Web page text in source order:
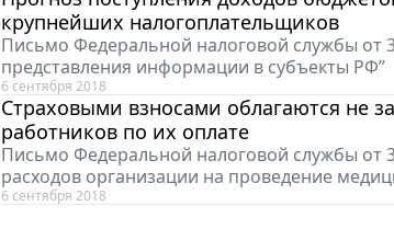
крупнейших налогоплательщиков
Письмо Федеральной налоговой службы от
представления информации в субъекты РФ”
6 сентября 2018
Страховыми взносами облагаются не
работников по их оплате
Письмо Федеральной налоговой службы от
расходов организации на проведение
6 сентября 2018